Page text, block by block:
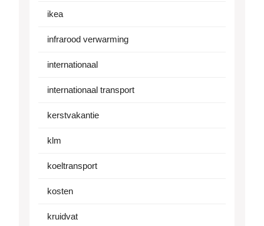
ikea
infrarood verwarming
internationaal
internationaal transport
kerstvakantie
klm
koeltransport
kosten
kruidvat